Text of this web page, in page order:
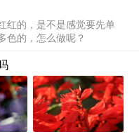
红的，是不是感觉要先单
色的，怎么做呢？